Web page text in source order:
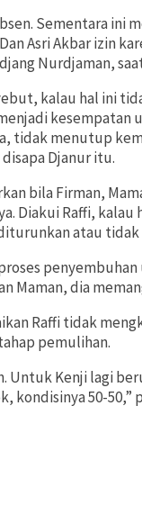
Sementara
Asri Akbar izin
Nurdjaman,
kalau hal ini
kesempatan
tidak menutup
Djanur itu.
bila Firman,
Diakui Raffi,
atau tidak
Maman, dia
Raffi tidak
pemulihan.
Kenji lagi
kondisinya 50-50,”